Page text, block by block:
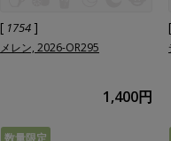
[ 1754 ]
メレン, 2026-OR295
1,400円
[
数量限定